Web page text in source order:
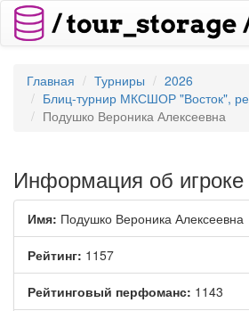
Главная Турниры
2026
Блиц-турнир МКСШОР "Восток",
Подушко Вероника Алексеевна
Информация об игроке
Имя: Подушко Вероника Алексеевна
Рейтинг: 1157
Рейтинговый перфоманс: 1143